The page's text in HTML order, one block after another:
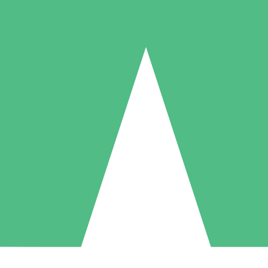
Individuelle Credit-Pakete
nach Bedarf mit Download-Credits. Keine monatliche Verpflichtung